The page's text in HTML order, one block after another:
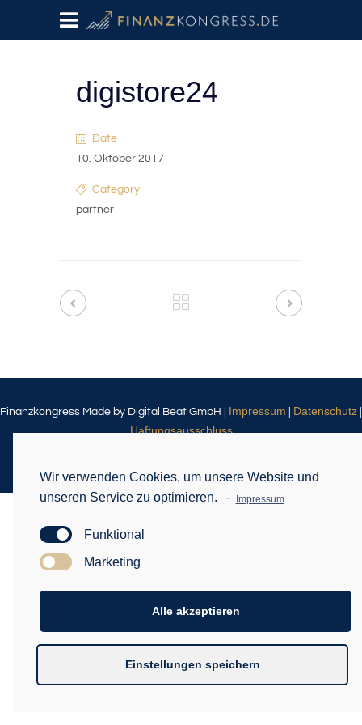
digistore24
Date
10. Oktober 2017
Category
partner
Finanzkongress Made by Digital Beat GmbH | Impressum Datenschutz
Haftungsausschluss
Wir verwenden Cookies, um unsere Website und
unseren Service zu optimieren.
- Impressum
Funktional
Marketing
Alle akzeptieren
Einstellungen speichern